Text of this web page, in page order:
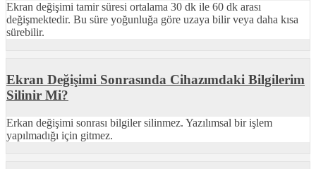
Ekran değişimi tamir süresi ortalama 30 dk ile 60 dk arası
değişmektedir. Bu süre yoğunluğa göre uzaya bilir veya daha kısa
sürebilir.
Ekran Değişimi Sonrasında Cihazımdaki Bilgilerim
Silinir Mi?
Erkan değişimi sonrası bilgiler silinmez. Yazılımsal bir işlem
yapılmadığı için gitmez.